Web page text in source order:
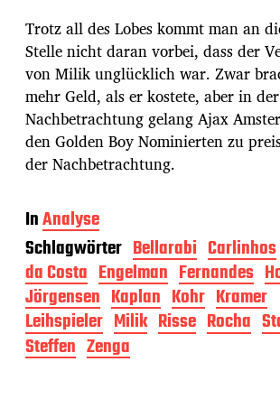
Trotz all des Lobes kommt man an
Stelle nicht daran vorbei, dass der
von Milik unglücklich war. Zwar
mehr Geld, als er kostete, aber in der
Nachbetrachtung gelang Ajax
den Golden Boy Nominierten zu
der Nachbetrachtung.
InAnalyse
Schlagwörter Bellarabi Carlinhos
da Costa Engelman Fernandes
Jörgensen Kaplan Kohr Kramer
Leihspieler Milik Risse Rocha
Steffen Zenga